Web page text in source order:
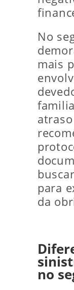
No
mais
para
da
no